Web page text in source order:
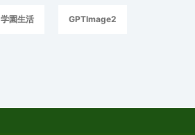
学園生活 GPTImage2